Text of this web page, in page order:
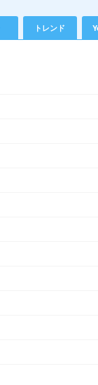
トレンド